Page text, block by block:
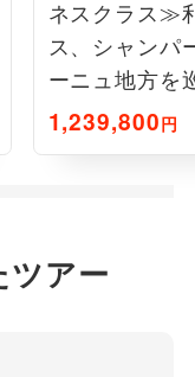
ネスクラス≫
ス、シャンパ
ーニュ地方を
フランス8日間
1,239,800円
ツアー